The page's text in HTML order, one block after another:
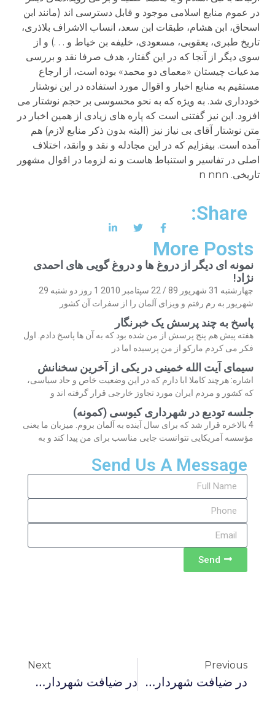
Share:
More Posts
نمونه ای دیگر از دروغ ها و دروغ گویی های احمدی
نژاد!
چهارشنبه 31 شهریور 89 / 22 سپتامبر 2010 1 روز دو شنبه 29
شهریور به رم رفتم و ویزای آلمان را از سفرات آن کشور
پاسخ به چند پرسش یک خبرنگار
هفته پیش هم پنج پرسش از من شده بود که به آن ها پاسخ دادم. اول
فکر می کردم مارکو از من پرسیده اما در
سیمای آیت الله خمینی در یکی از آخرین سخنانش
اشاره: هرچند کاملا ابا دارم که در این وضعیت خاص و حاد سیاسی،
که کشور و مردم ایران مورد تجاوز خارجی قرار گرفته اند و
جلسه تودیع در شهرداری کیوسی (کمونه)
4 بالاخره قرار شد که برای سال آینده به آلمان بروم. میزبان ما یعنی
مؤسسه آمریکایی نتوانست جایی مناسب برای من پیدا کند و به
Send Us A Message
Send
Previous
در ضیافت شهرداری کیوسی
Next
در ضیافت شهرداری کیوسی